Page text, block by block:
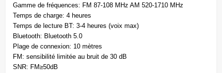
Gamme de fréquences: FM 87-108 MHz AM 520-1710 MHz
Temps de charge: 4 heures
Temps de lecture BT: 3-4 heures (voix max)
Bluetooth: Bluetooth 5.0
Plage de connexion: 10 mètres
FM: sensibilité limitée au bruit de 30 dB
SNR: FM≥50dB